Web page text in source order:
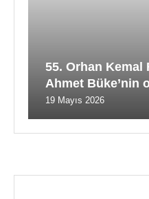
55. Orhan Kemal
Ahmet Büke’nin
19 Mayıs 2026